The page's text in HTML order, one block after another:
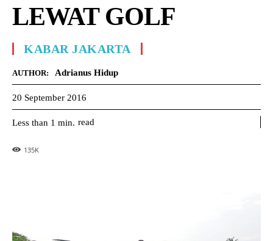
LEWAT GOLF
KABAR JAKARTA
AUTHOR: Adrianus Hidup
20 September 2016
Less than 1 min. read
135K